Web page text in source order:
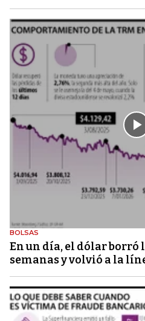
BOLSAS
En un día, el dólar borró
semanas y volvió a la